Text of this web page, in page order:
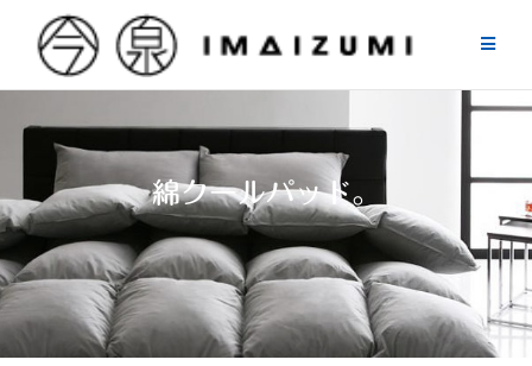
content
綿クールパッド。